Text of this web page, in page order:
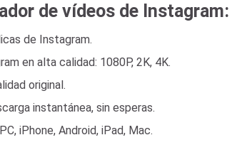
de vídeos de Instagram:
de Instagram.
en alta calidad: 1080P, 2K, 4K.
original.
instantánea, sin esperas.
iPhone, Android, iPad, Mac.